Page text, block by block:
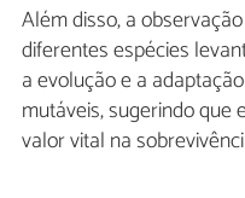
Além disso, a
diferentes espécies
a evolução e a
mutáveis, sugerindo que
valor vital na